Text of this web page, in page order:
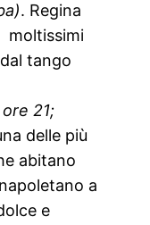
. Regina
moltissimi
tango
21;
delle più
abitano
a
e